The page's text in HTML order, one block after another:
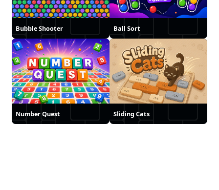
Bubble Shooter Ball Sort
Number Quest Sliding Cats